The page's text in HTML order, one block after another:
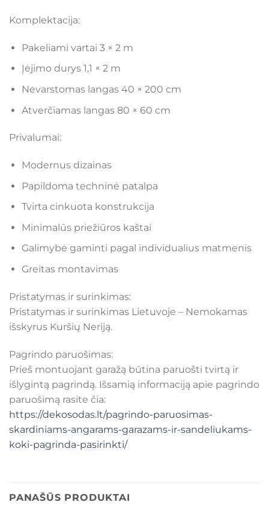
Komplektacija:
Pakeliami vartai 3 × 2 m
Įėjimo durys 1,1 × 2 m
Nevarstomas langas 40 × 200 cm
Atverčiamas langas 80 × 60 cm
Privalumai:
Modernus dizainas
Papildoma techninė patalpa
Tvirta cinkuota konstrukcija
Minimalūs priežiūros kaštai
Galimybė gaminti pagal individualius matmenis
Greitas montavimas
Pristatymas ir surinkimas:
Pristatymas ir surinkimas Lietuvoje – Nemokamas
išskyrus Kuršių Neriją.
Pagrindo paruošimas:
Prieš montuojant garažą būtina paruošti tvirtą ir
išlygintą pagrindą. Išsamią informaciją apie pagrindo
paruošimą rasite čia:
https://dekosodas.lt/pagrindo-paruosimas-
skardiniams-angarams-garazams-ir-sandeliukams-
koki-pagrinda-pasirinkti/
PANAŠŪS PRODUKTAI